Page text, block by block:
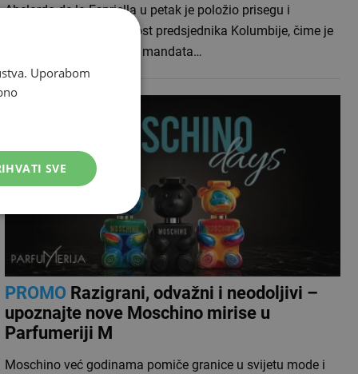
Abelardo de la Espriella u petak je položio prisegu i
službeno preuzeo dužnost predsjednika Kolumbije, čime je
nakon četverogodišnjeg mandata…
PROMORazigrani, odvažni i neodoljivi –
upoznajte nove Moschino mirise u
Parfumeriji M
Moschino već godinama pomiče granice u svijetu mode i
Uporabom
SVE